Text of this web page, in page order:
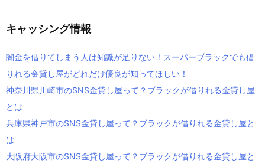
キャッシング情報
闇金を借りてしまう人は知識が足りない！スーパーブラックでも借
りれる金貸し屋がどれだけ優良が知ってほしい！
神奈川県川崎市のSNS金貸し屋って？ブラックが借りれる金貸し屋
とは
兵庫県神戸市のSNS金貸し屋って？ブラックが借りれる金貸し屋と
は
大阪府大阪市のSNS金貸し屋って？ブラックが借りれる金貸し屋と